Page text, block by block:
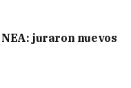
juraron nuevos